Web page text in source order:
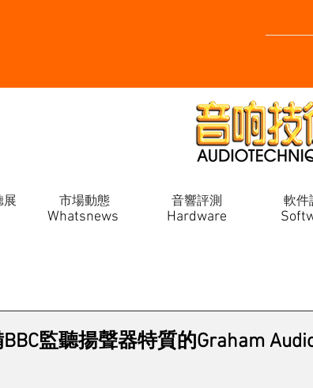
展 市場動態 音響評測 軟件
Whatsnews Hardware
監聽揚聲器特質的Graham